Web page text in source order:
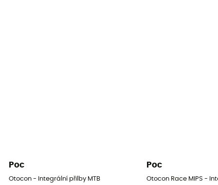
Poc
Otocon - Integrální přilby MTB
Poc
Otocon Race MIPS -